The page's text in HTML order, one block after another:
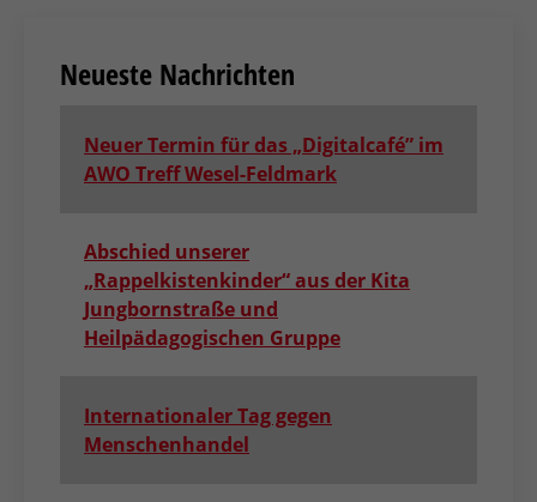
Neueste Nachrichten
Neuer Termin für das „Digitalcafé” im
AWO Treff Wesel-Feldmark
Abschied unserer
„Rappelkistenkinder“ aus der Kita
Jungbornstraße und
Heilpädagogischen Gruppe
Internationaler Tag gegen
Menschenhandel